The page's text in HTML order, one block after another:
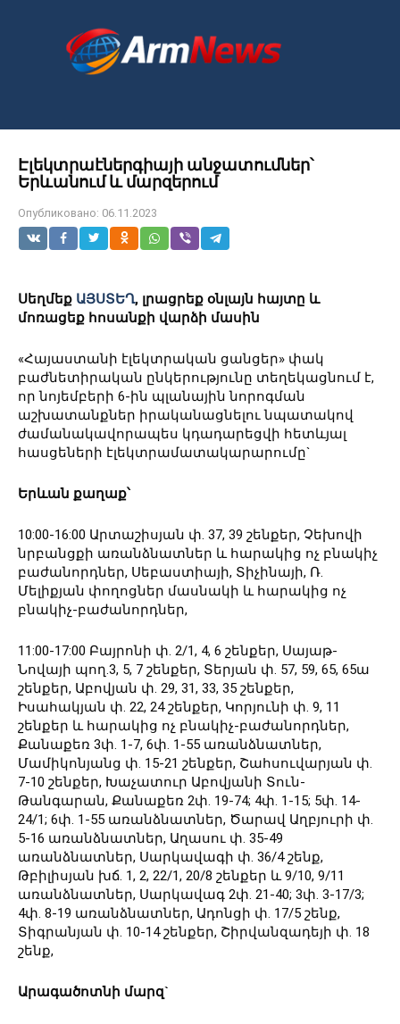
Էլեկտրաէներգիայի անջատումներ՝
Երևանում և մարզերում
Опубликовано: 06.11.2023
Սեղմեք ԱՅՍՏԵՂ, լրացրեք օնլայն հայտը և
մոռացեք հոսանքի վարձի մասին
«Հայաստանի էլեկտրական ցանցեր» փակ
բաժնետիրական ընկերությունը տեղեկացնում է,
որ նոյեմբերի 6-ին պլանային նորոգման
աշխատանքներ իրականացնելու նպատակով
ժամանակավորապես կդադարեցվի հետևյալ
հասցեների էլեկտրամատակարարումը`
Երևան քաղաք՝
10:00-16:00 Արտաշիսյան փ․ 37, 39 շենքեր, Չեխովի
նրբանցքի առանձնատներ և հարակից ոչ բնակիչ
բաժանորդներ, Սեբաստիայի, Տիչինայի, Ռ․
Մելիքյան փողոցներ մասնակի և հարակից ոչ
բնակիչ-բաժանորդներ,
11:00-17:00 Բայրոնի փ. 2/1, 4, 6 շենքեր, Սայաթ-
Նովայի պող.3, 5, 7 շենքեր, Տերյան փ. 57, 59, 65, 65ա
շենքեր, Աբովյան փ. 29, 31, 33, 35 շենքեր,
Իսահակյան փ. 22, 24 շենքեր, Կորյունի փ. 9, 11
շենքեր և հարակից ոչ բնակիչ-բաժանորդներ,
Քանաքեռ 3փ. 1-7, 6փ. 1-55 առանձնատներ,
Մամիկոնյանց փ. 15-21 շենքեր, Շահսուվարյան փ.
7-10 շենքեր, Խաչատուր Աբովյանի Տուն-
Թանգարան, Քանաքեռ 2փ. 19-74; 4փ. 1-15; 5փ. 14-
24/1; 6փ. 1-55 առանձնատներ, Ծարավ Աղբյուրի փ.
5-16 առանձնատներ, Աղասու փ. 35-49
առանձնատներ, Սարկավագի փ. 36/4 շենք,
Թբիլիսյան խճ. 1, 2, 22/1, 20/8 շենքեր և 9/10, 9/11
առանձնատներ, Սարկավագ 2փ. 21-40; 3փ. 3-17/3;
4փ. 8-19 առանձնատներ, Ադոնցի փ. 17/5 շենք,
Տիգրանյան փ. 10-14 շենքեր, Շիրվանզադեյի փ. 18
շենք,
Արագածոտնի մարզ`